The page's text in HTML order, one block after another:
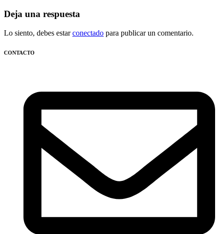
Deja una respuesta
Lo siento, debes estarconectado para publicar un comentario.
CONTACTO